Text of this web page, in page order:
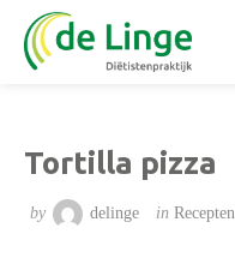
Tortilla pizza
by delinge in Recepten